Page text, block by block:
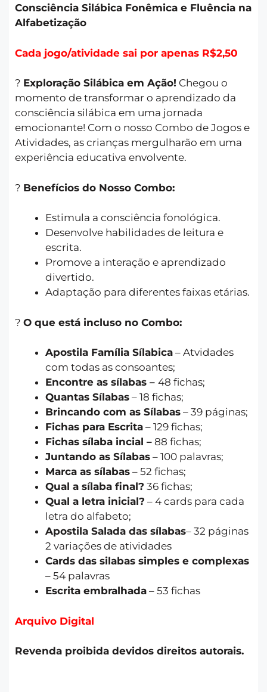
Consciência Silábica Fonêmica e Fluência na
Alfabetização
Cada jogo/atividade sai por apenas R$2,50
? Exploração Silábica em Ação! Chegou o
momento de transformar o aprendizado da
consciência silábica em uma jornada
emocionante! Com o nosso Combo de Jogos e
Atividades, as crianças mergulharão em uma
experiência educativa envolvente.
? Benefícios do Nosso Combo:
Estimula a consciência fonológica.
Desenvolve habilidades de leitura e
escrita.
Promove a interação e aprendizado
divertido.
Adaptação para diferentes faixas etárias.
? O que está incluso no Combo:
Apostila Família Sílabica – Atvidades
com todas as consoantes;
Encontre as sílabas – 48 fichas;
Quantas Sílabas – 18 fichas;
Brincando com as Sílabas – 39 páginas;
Fichas para Escrita – 129 fichas;
Fichas sílaba incial – 88 fichas;
Juntando as Sílabas – 100 palavras;
Marca as sílabas – 52 fichas;
Qual a sílaba final? 36 fichas;
Qual a letra inicial? – 4 cards para cada
letra do alfabeto;
Apostila Salada das sílabas– 32 páginas
2 variações de atividades
Cards das silabas simples e complexas
– 54 palavras
Escrita embralhada – 53 fichas
Arquivo Digital
Revenda proibida devidos direitos autorais.